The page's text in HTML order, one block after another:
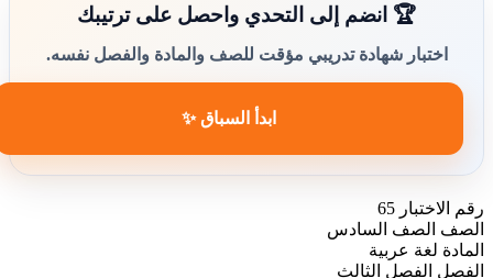
🏆 انضم إلى التحدي واحصل على ترتيبك
اختبار شهادة تدريبي مؤقت للصف والمادة والفصل نفسه.
ابدأ السباق ✨
رقم الاختبار 65
الصف
الصف السادس
المادة لغة عربية
الفصل
الفصل الثالث